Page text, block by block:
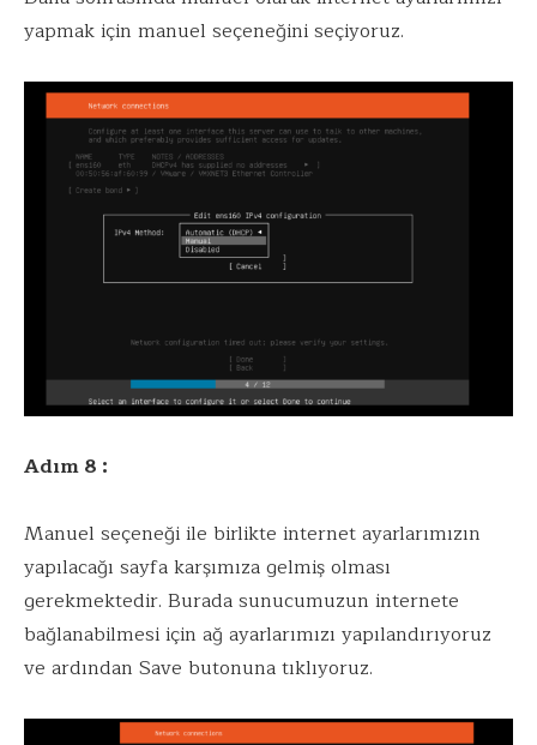
yapmak için manuel seçeneğini seçiyoruz.
Adım 8 :
Manuel seçeneği ile birlikte internet ayarlarımızın
yapılacağı sayfa karşımıza gelmiş olması
gerekmektedir. Burada sunucumuzun internete
bağlanabilmesi için ağ ayarlarımızı yapılandırıyoruz
ve ardından Save butonuna tıklıyoruz.